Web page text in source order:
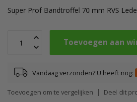
Super Prof Bandtroffel 70 mm RVS
Toevoegen aan
Vandaag verzonden? U heeft nog:
Toevoegen om te vergelijken Deel dit